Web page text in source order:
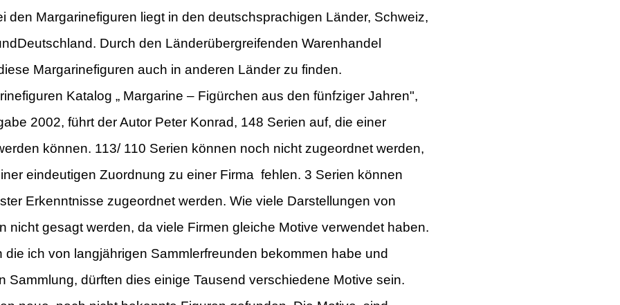
den Margarinefiguren liegt in den deutschsprachigen Länder, Schweiz,
Deutschland. Durch den Länderübergreifenden Warenhandel
Margarinefiguren auch in anderen Länder zu finden.
Katalog „ Margarine – Figürchen aus den fünfziger Jahren",
2002, führt der Autor Peter Konrad, 148 Serien auf, die einer
können. 113/ 110 Serien können noch nicht zugeordnet werden,
eindeutigen Zuordnung zu einer Firma fehlen. 3 Serien können
Erkenntnisse zugeordnet werden. Wie viele Darstellungen von
nicht gesagt werden, da viele Firmen gleiche Motive verwendet haben.
die ich von langjährigen Sammlerfreunden bekommen habe und
Sammlung, dürften dies einige Tausend verschiedene Motive sein.